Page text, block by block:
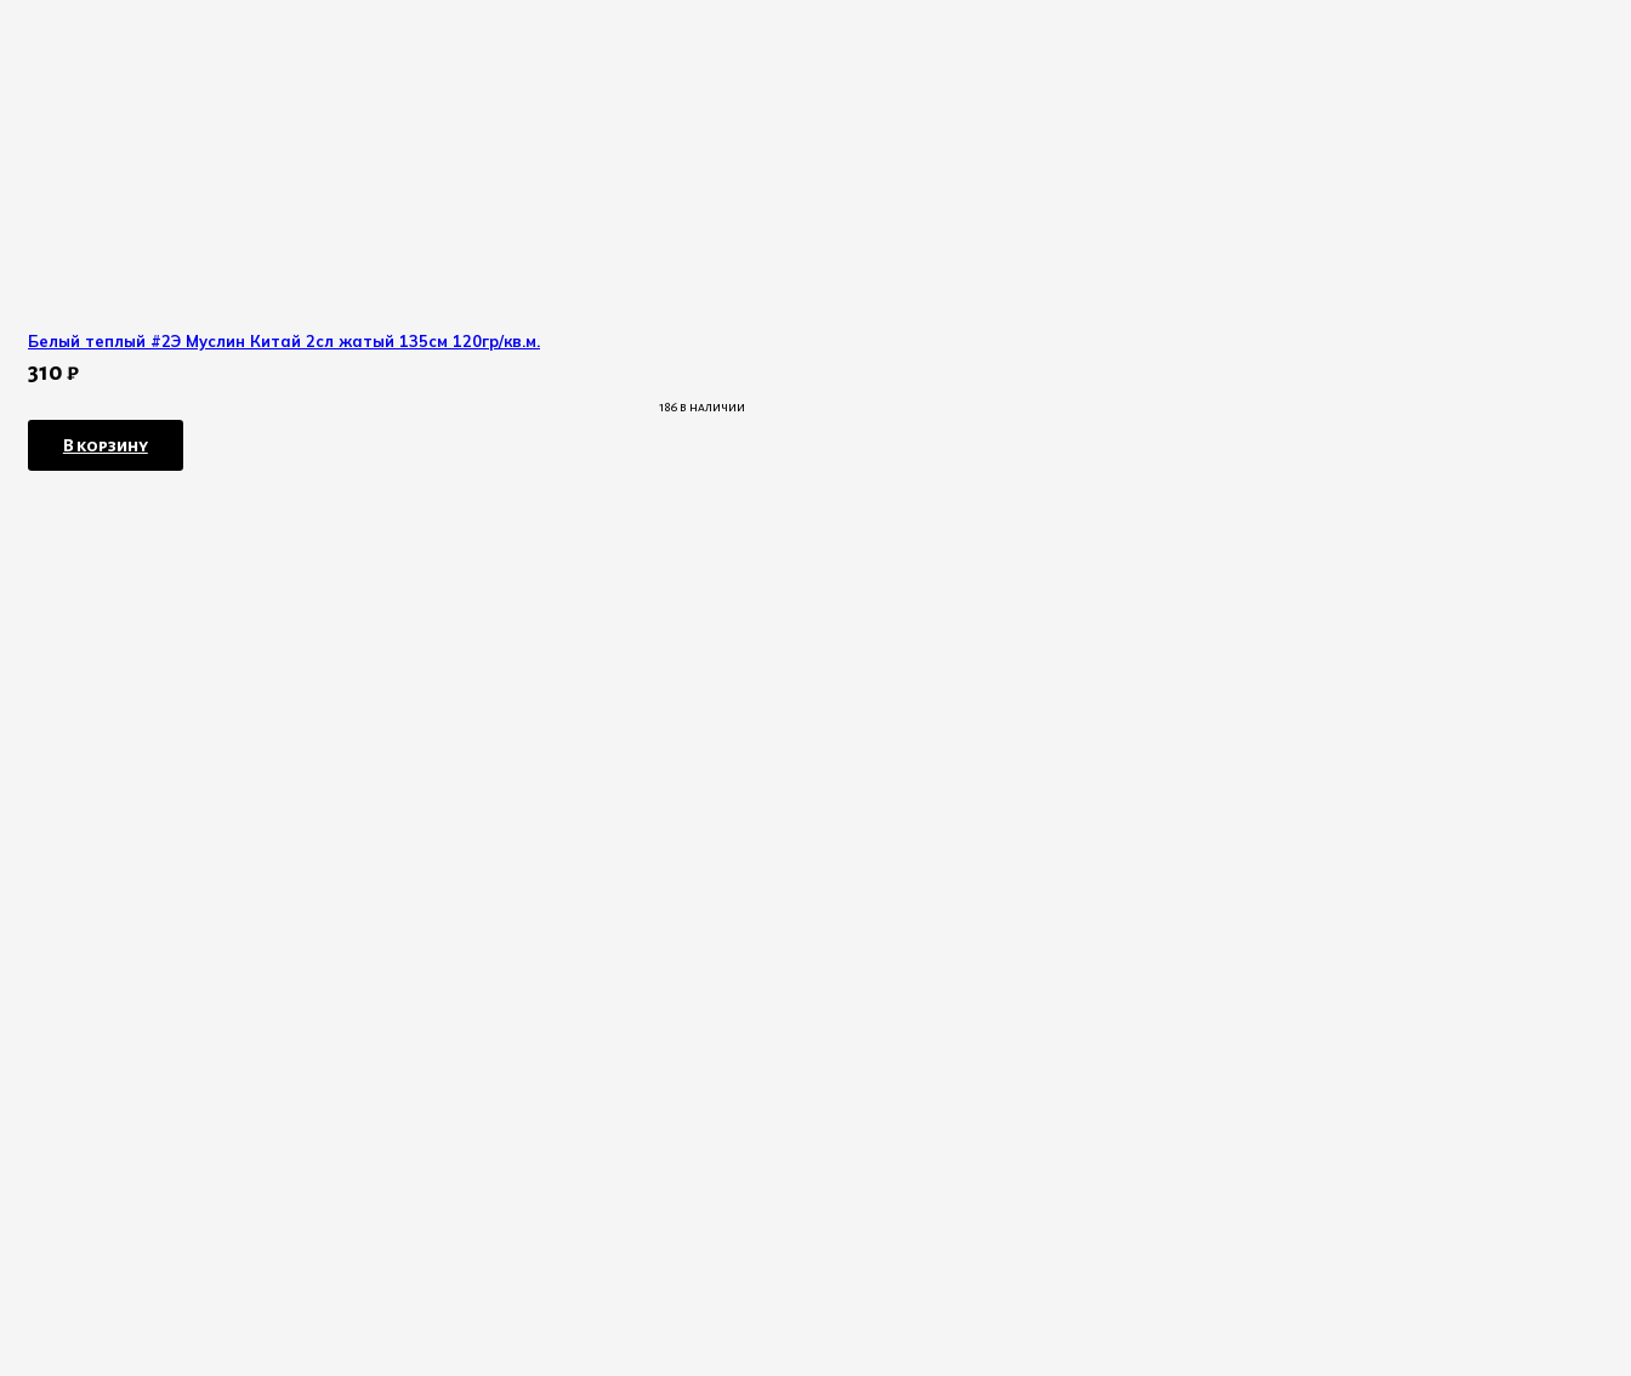
Белый теплый #2Э Муслин Китай 2сл жатый 135см 120гр/кв.м.
310₽
186 в наличии
В корзину